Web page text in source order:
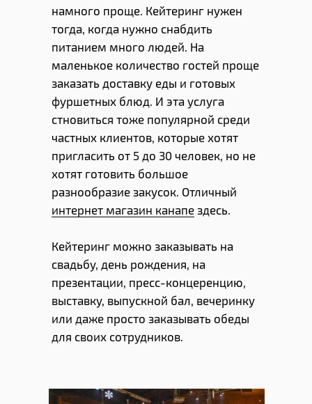
намного проще. Кейтеринг нужен
тогда, когда нужно снабдить
питанием много людей. На
маленькое количество гостей проще
заказать доставку еды и готовых
фуршетных блюд. И эта услуга
стновиться тоже популярной среди
частных клиентов, которые хотят
пригласить от 5 до 30 человек, но не
хотят готовить большое
разнообразие закусок. Отличный
интернет магазин канапе здесь.
Кейтеринг можно заказывать на
свадьбу, день рождения, на
презентации, пресс-концеренцию,
выставку, выпускной бал, вечеринку
или даже просто заказывать обеды
для своих сотрудников.